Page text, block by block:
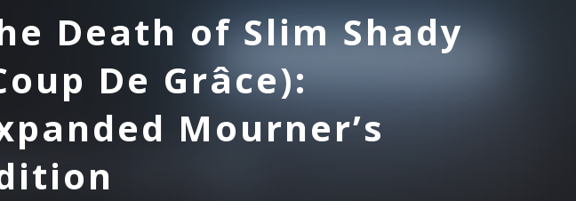
Death of Slim Shady
De Grâce):
Mourner’s